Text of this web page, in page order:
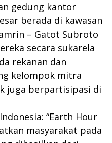
gedung kantor
berada di kawasan
– Gatot Subroto
secara sukarela
rekanan dan
kelompok mitra
juga berpartisipasi di
“Earth Hour
masyarakat pada